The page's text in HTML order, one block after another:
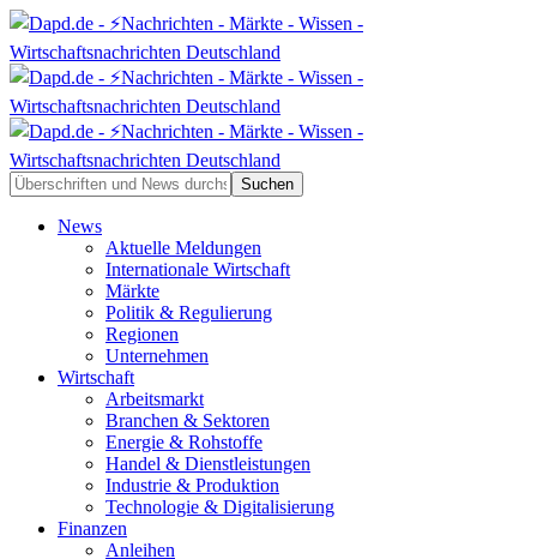
News
Aktuelle Meldungen
Internationale Wirtschaft
Märkte
Politik & Regulierung
Regionen
Unternehmen
Wirtschaft
Arbeitsmarkt
Branchen & Sektoren
Energie & Rohstoffe
Handel & Dienstleistungen
Industrie & Produktion
Technologie & Digitalisierung
Finanzen
Anleihen